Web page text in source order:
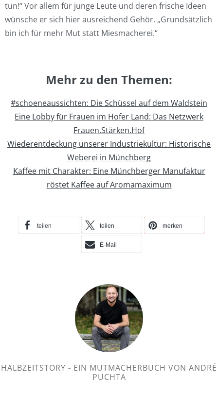
tun!“ Vor allem für junge Leute und deren frische Ideen
wünsche er sich hier ausreichend Gehör. „Grundsätzlich
bin ich für mehr Mut statt Miesmacherei.“
Mehr zu den Themen:
#schoeneaussichten: Die Schüssel auf dem Waldstein
Eine Lobby für Frauen im Hofer Land: Das Netzwerk
Frauen.Stärken.Hof
Wiederentdeckung unserer Industriekultur: Historische
Weberei in Münchberg
Kaffee mit Charakter: Eine Münchberger Manufaktur
röstet Kaffee auf Aromamaximum
teilen teilen merken
E-Mail
HALBZEITSTORY - EIN MUTMACHERBUCH VON ANDRÉ
PUCHTA